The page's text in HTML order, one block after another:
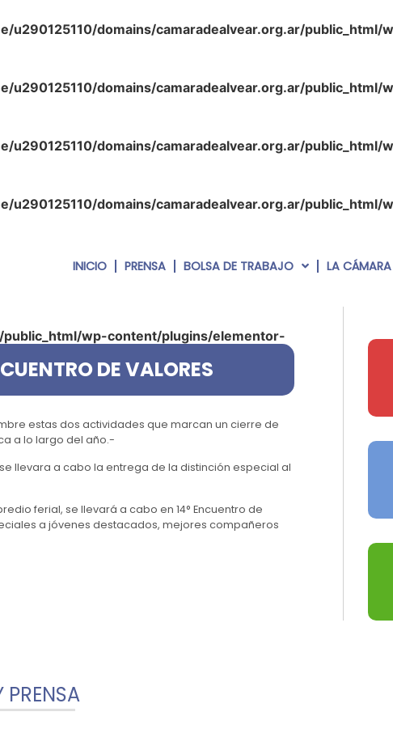
u290125110/domains/camaradealvear.org.ar/
u290125110/domains/camaradealvear.org.ar/
u290125110/domains/camaradealvear.org.ar/
u290125110/domains/camaradealvear.org.ar/
INICIO PRENSA BOLSA DE TRABAJO LA CÁMARA
wp-content/plugins/elementor-
DE VALORES
estas dos actividades que marcan un cierre de
a lo largo del año.-
llevara a cabo la entrega de la distinción especial al
ferial, se llevará a cabo en 14° Encuentro de
a jóvenes destacados, mejores compañeros